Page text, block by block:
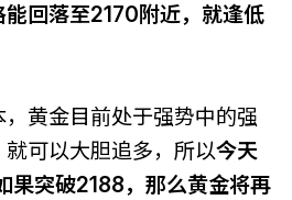
回落至2170附近，就逢低
黄金目前处于强势中的强
可以大胆追多，所以今天
果突破2188，那么黄金将再